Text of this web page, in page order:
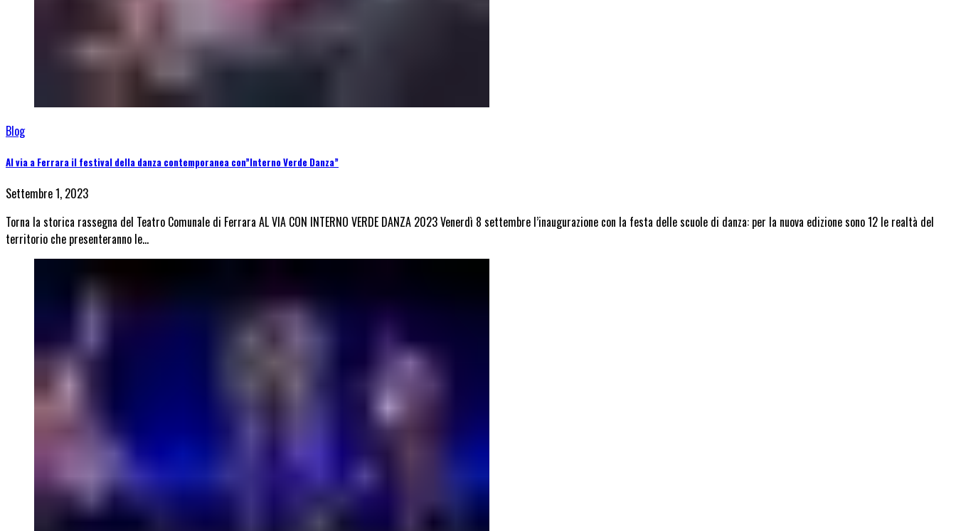
Blog
Al via a Ferrara il festival della danza contemporanea con”Interno Verde Danza”
Settembre 1, 2023
Torna la storica rassegna del Teatro Comunale di Ferrara AL VIA CON INTERNO VERDE DANZA 2023 Venerdì 8 settembre l’inaugurazione con la festa delle scuole di danza: per la nuova edizione sono 12 le realtà del
territorio che presenteranno le…